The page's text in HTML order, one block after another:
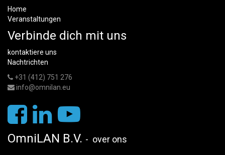
Home
Veranstaltungen
Verbinde dich mit uns
kontaktiere uns
Nachtrichten
+31 (412) 751 276
info@omnilan.eu
OmniLAN B.V. - over ons